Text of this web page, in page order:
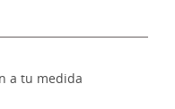
a tu medida